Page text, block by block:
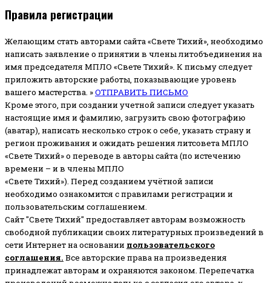
Правила регистрации
Желающим стать авторами сайта «Свете Тихий», необходимо
написать заявление о принятии в члены литобъединения на
имя председателя МПЛО «Свете Тихий». К письму следует
приложить авторские работы, показывающие уровень
вашего мастерства. »ОТПРАВИТЬ ПИСЬМО
Кроме этого, при создании учетной записи следует указать
настоящие имя и фамилию, загрузить свою фотографию
(аватар), написать несколько строк о себе, указать страну и
регион проживания и ожидать решения литсовета МПЛО
«Свете Тихий» о переводе в авторы сайта (по истечению
времени – и в члены МПЛО
«Свете Тихий»). Перед созданием учётной записи
необходимо ознакомится с правилами регистрации и
пользовательским соглашением.
Сайт "Свете Тихий" предоставляет авторам возможность
свободной публикации своих литературных произведений в
сети Интернет на основании пользовательского
соглашения. Все авторские права на произведения
принадлежат авторам и охраняются законом. Перепечатка